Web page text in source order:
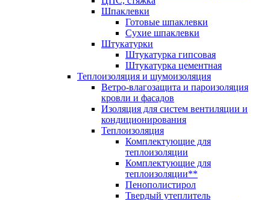
Шпаклевки
Готовые шпаклевки
Сухие шпаклевки
Штукатурки
Штукатурка гипсовая
Штукатурка цементная
Теплоизоляция и шумоизоляция
Ветро-влагозащита и пароизоляция
кровли и фасадов
Изоляция для систем вентиляции и
кондиционирования
Теплоизоляция
Комплектующие для
теплоизоляции
Комплектующие для
теплоизоляции**
Пенополистирол
Твердый утеплитель